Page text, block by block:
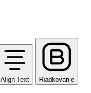
Align Text Riadkovanie